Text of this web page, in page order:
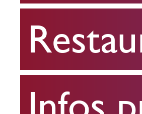
FPA
Infos
pratiques